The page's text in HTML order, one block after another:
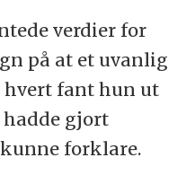
verdier for
på at et uvanlig
hvert fant hun ut
hadde gjort
forklare.